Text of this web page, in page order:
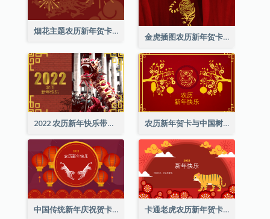
烟花主题农历新年贺卡
金虎插图农历新年贺卡
2022 农历新年快乐带照片贺卡 农历新年贺卡与中国树插图
中国传统新年庆祝贺卡 卡通老虎农历新年贺卡